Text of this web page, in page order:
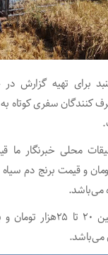
گنبد برای تهیه
کنندگان سفری کوتاه به
محلی خبرنگار ما
می‌باشد.